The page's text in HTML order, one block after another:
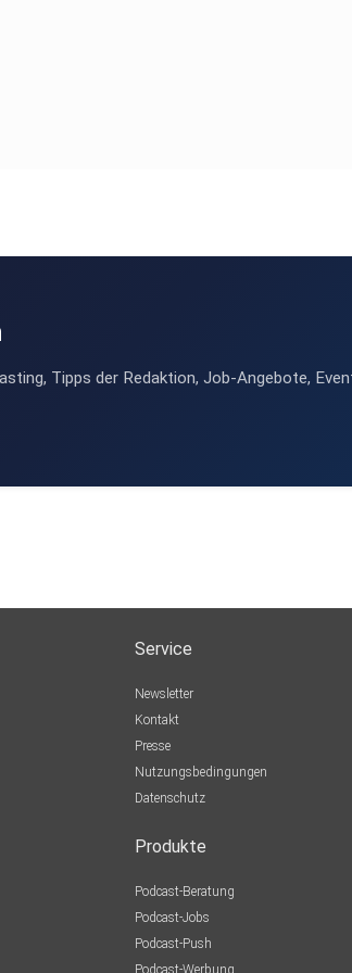
Tipps der Redaktion, Job-Angebote,
Service
Newsletter
Kontakt
Presse
Nutzungsbedingungen
Datenschutz
Produkte
Podcast-Beratung
Podcast-Jobs
Podcast-Push
Podcast-Werbung